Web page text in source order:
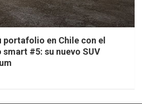
en Chile con el
smart #5: su nuevo SUV